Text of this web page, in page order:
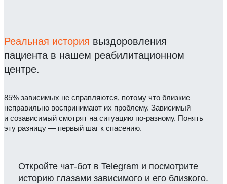
Реальная история выздоровления
пациента в нашем реабилитационном
центре.
85% зависимых не справляются, потому что близкие
неправильно воспринимают их проблему. Зависимый
и созависимый смотрят на ситуацию по-разному. Понять
эту разницу — первый шаг к спасению.
Откройте чат-бот в Telegram и посмотрите
историю глазами зависимого и его близкого.